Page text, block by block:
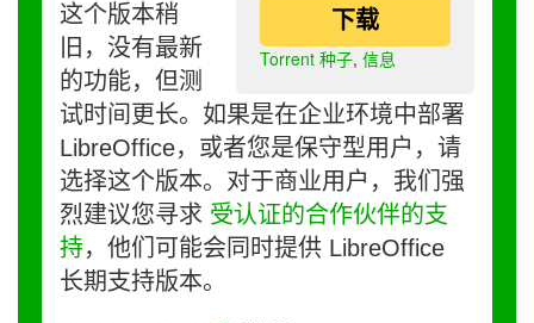
下载
Torrent 种子, 信息
这个版本稍
旧，没有最新
的功能，但测
试时间更长。如果是在企业环境中部署
LibreOffice，或者您是保守型用户，请
选择这个版本。对于商业用户，我们强
烈建议您寻求 受认证的合作伙伴的支
持，他们可能会同时提供 LibreOffice
长期支持版本。